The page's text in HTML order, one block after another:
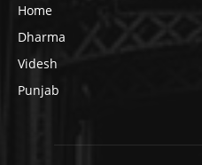
Home
Dharma
Videsh
Punjab